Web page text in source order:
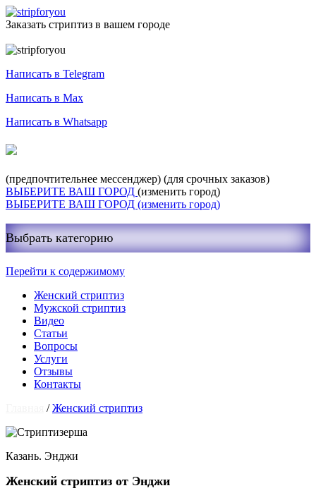
Заказать стриптиз в вашем городе
Написать в Telegram
Написать в Max
Написать в Whatsapp
(предпочтительнее мессенджер) (для срочных заказов)
ВЫБЕРИТЕ ВАШ ГОРОД (изменить город)
ВЫБЕРИТЕ ВАШ ГОРОД (изменить город)
Выбрать категорию
Перейти к содержимому
Женский стриптиз
Мужской стриптиз
Видео
Статьи
Вопросы
Услуги
Отзывы
Контакты
/Женский стриптиз
Казань. Энджи
Женский стриптиз от Энджи